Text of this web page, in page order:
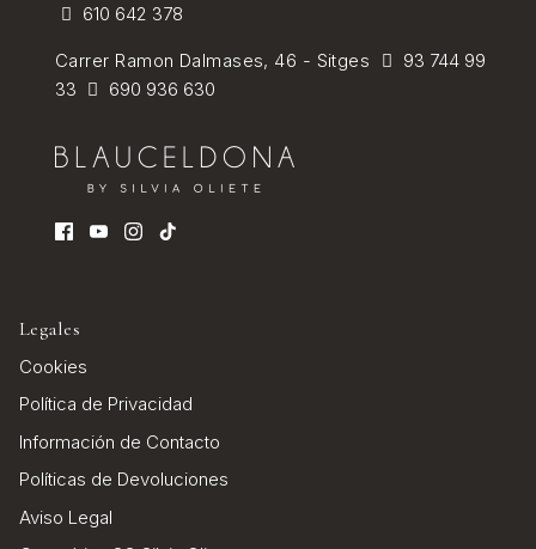
610 642 378
Carrer Ramon Dalmases, 46 - Sitges
93 744 99
33
690 936 630
Legales
Cookies
Política de Privacidad
Información de Contacto
Políticas de Devoluciones
Aviso Legal